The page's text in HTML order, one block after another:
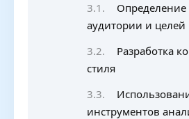
Определение
аудитории и
Разработка
стиля
инструментов